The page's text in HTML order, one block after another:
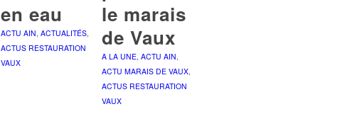
en eau
ACTU AIN,ACTUALITÉS,
ACTUS RESTAURATION
VAUX
le marais
de Vaux
A LA UNE, ACTU AIN,
ACTU MARAIS DE VAUX,
ACTUS RESTAURATION
VAUX